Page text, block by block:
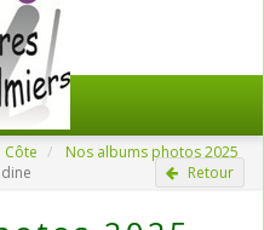
Côte
Nos albums photos 2025
Retour